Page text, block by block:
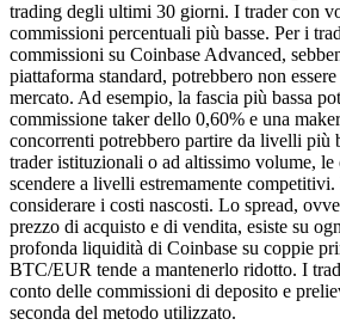
trading degli ultimi 30 giorni. I trader con
commissioni percentuali più basse. Per i
commissioni su Coinbase Advanced,
piattaforma standard, potrebbero non
mercato. Ad esempio, la fascia più bassa
commissione taker dello 0,60% e una
concorrenti potrebbero partire da livelli più
trader istituzionali o ad altissimo volume, le
scendere a livelli estremamente
considerare i costi nascosti. Lo spread,
prezzo di acquisto e di vendita, esiste su
profonda liquidità di Coinbase su coppie
BTC/EUR tende a mantenerlo ridotto. I
conto delle commissioni di deposito e
seconda del metodo utilizzato.